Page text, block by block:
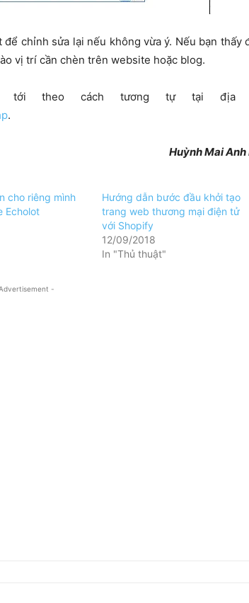
chỉnh sửa lại nếu không vừa ý. Nếu bạn thấy
vị trí cần chèn trên website hoặc blog.
tới theo cách tương tự tại địa
.
Huỳnh Mai
cho riêng mình
Echolot
Hướng dẫn bước đầu khởi tạo
trang web thương mại điện tử
với Shopify
12/09/2018
In "Thủ thuật"
-